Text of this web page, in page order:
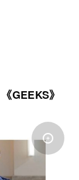
GEEKS》